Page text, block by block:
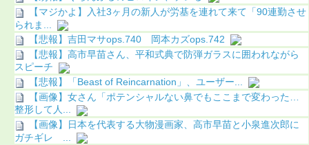
【マジかよ】入社3ヶ月の新人が労基を連れて来て「90連勤させ
られま...
【悲報】吉田マサops.740 岡本カズops.742
【悲報】高市早苗さん、平和式典で防弾ガラスに囲われながら
スピーチ
【悲報】「Beast of Reincarnation」、ユーザー...
【画像】女さん「ポテンシャルない鼻でもここまで変わった…
整形して人...
【画像】日本を代表する大物漫画家、高市早苗と小泉進次郎に
ガチギレ ...